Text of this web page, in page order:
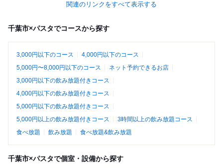
関連のリンクをすべて表示する
千葉市×パスタでコースから探す
3,000円以下のコース
4,000円以下のコース
5,000円〜8,000円以下のコース
ネット予約できるお店
3,000円以下の飲み放題付きコース
4,000円以下の飲み放題付きコース
5,000円以下の飲み放題付きコース
5,000円以上の飲み放題付きコース
3時間以上の飲み放題コース
食べ放題
飲み放題 食べ放題&飲み放題
千葉市×パスタで個室・設備から探す